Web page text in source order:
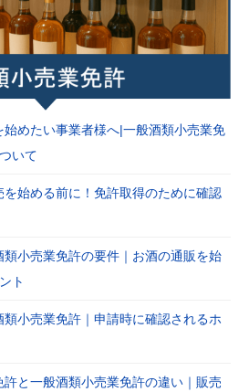
めたい事業者様へ|一般酒類小売業免
いて
を始める前に！免許取得のために確認
類小売業免許の要件｜お酒の通販を始
ト
類小売業免許｜申請時に確認されるホ
と一般酒類小売業免許の違い｜販売